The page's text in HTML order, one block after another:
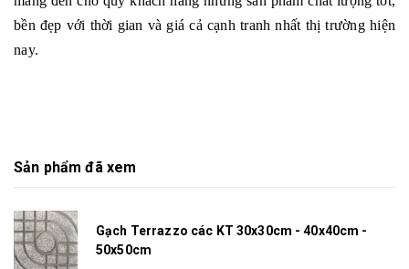
bền đẹp với thời gian và giá cả cạnh tranh nhất thị trường hiện
nay.
Sản phẩm đã xem
Gạch Terrazzo các KT 30x30cm - 40x40cm -
50x50cm